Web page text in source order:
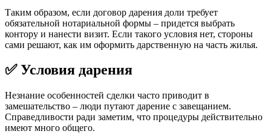
Таким образом, если договор дарения доли требует
обязательной нотариальной формы – придется выбрать
контору и нанести визит. Если такого условия нет, стороны
сами решают, как им оформить дарственную на часть жилья.
✅ Условия дарения
Незнание особенностей сделки часто приводит в
замешательство – люди путают дарение с завещанием.
Справедливости ради заметим, что процедуры действительно
имеют много общего.